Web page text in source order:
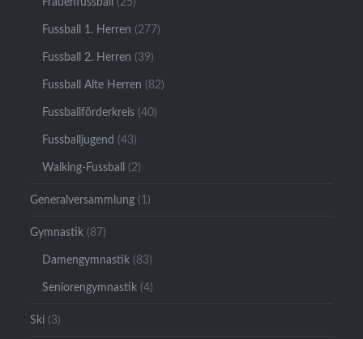
Fussball 1. Herren (277)
Fussball 2. Herren (39)
Fussball Alte Herren (82)
Fussballförderkreis (40)
Fussballjugend (43)
Walking-Fussball (2)
Generalversammlung (1)
Gymnastik (87)
Damengymnastik (83)
Seniorengymnastik (4)
Ski (3)